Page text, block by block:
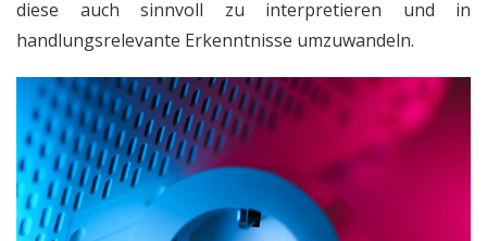
diese auch sinnvoll zu interpretieren und in
handlungsrelevante Erkenntnisse umzuwandeln.